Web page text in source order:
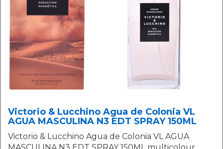
Victorio & Lucchino Agua de Colonia VL
AGUA MASCULINA N3 EDT SPRAY 150ML
Victorio & Lucchino Agua de Colonia VL AGUA